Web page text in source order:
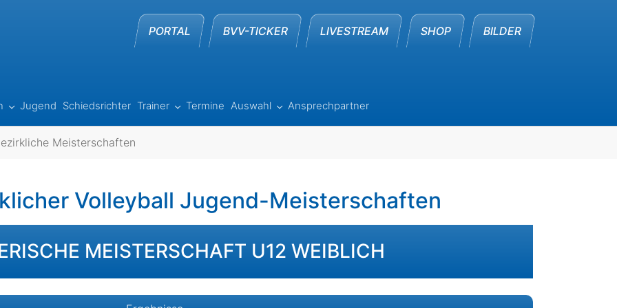
PORTAL BVV-TICKER LIVESTREAM SHOP BILDER
Submenu for "Beach"
Jugend Schiedsrichter Trainer Submenu for "Trainer"
Termine Auswahl Submenu for "Auswahl"
Ansprechpartner
Meisterschaften
Volleyball Jugend-Meisterschaften
MEISTERSCHAFT U12 WEIBLICH